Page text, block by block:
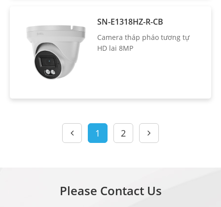
SN-E1318HZ-R-CB
Camera tháp pháo tương tự
HD lai 8MP
1 2
Please Contact Us